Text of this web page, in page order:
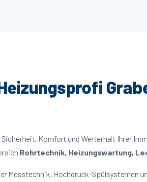
Komfort und Werterhalt Ihrer
Rohrtechnik, Heizungswartung,
Messtechnik, Hochdruck-Spülsystemen